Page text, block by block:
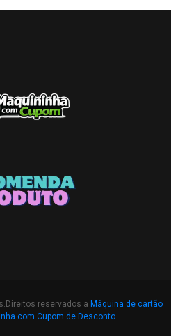
reservados a Máquina de cartão
com Cupom de Desconto